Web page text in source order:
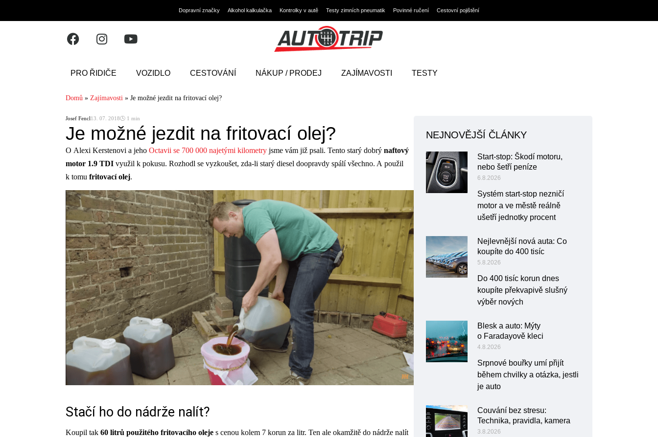
Dopravní značky Alkohol kalkulačka Kontrolky v autě Testy zimních pneumatik Povinné ručení Cestovní pojištění
PRO ŘIDIČE VOZIDLO CESTOVÁNÍ NÁKUP / PRODEJ ZAJÍMAVOSTI TESTY
Domů » Zajímavosti » Je možné jezdit na fritovací olej?
Josef Fencl13. 07. 2018🕓 1 min
Je možné jezdit na fritovací olej?
O Alexi Kerstenovi a jeho Octavii se 700 000 najetými kilometry jsme vám již psali. Tento starý dobrý naftový
motor 1.9 TDI využil k pokusu. Rozhodl se vyzkoušet, zda-li starý diesel doopravdy spálí všechno. A použil
k tomu fritovací olej.
Stačí ho do nádrže nalít?
Koupil tak 60 litrů použitého fritovacího oleje s cenou kolem 7 korun za litr. Ten ale okamžitě do nádrže nalít
NEJNOVĚJŠÍ ČLÁNKY
Start-stop: Škodí motoru,
nebo šetří peníze
6.8.2026
Systém start-stop nezničí
motor a ve městě reálně
ušetří jednotky procent
Nejlevnější nová auta: Co
koupíte do 400 tisíc
5.8.2026
Do 400 tisíc korun dnes
koupíte překvapivě slušný
výběr nových
Blesk a auto: Mýty
o Faradayově kleci
4.8.2026
Srpnové bouřky umí přijít
během chvilky a otázka, jestli
je auto
Couvání bez stresu:
Technika, pravidla, kamera
3.8.2026